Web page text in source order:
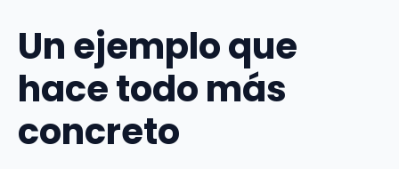
Un ejemplo que
hace todo más
concreto